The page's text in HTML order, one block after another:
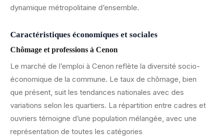
dynamique métropolitaine d’ensemble.
Caractéristiques économiques et sociales
Chômage et professions à Cenon
Le marché de l’emploi à Cenon reflète la diversité socio-
économique de la commune. Le taux de chômage, bien
que présent, suit les tendances nationales avec des
variations selon les quartiers. La répartition entre cadres et
ouvriers témoigne d’une population mélangée, avec une
représentation de toutes les catégories